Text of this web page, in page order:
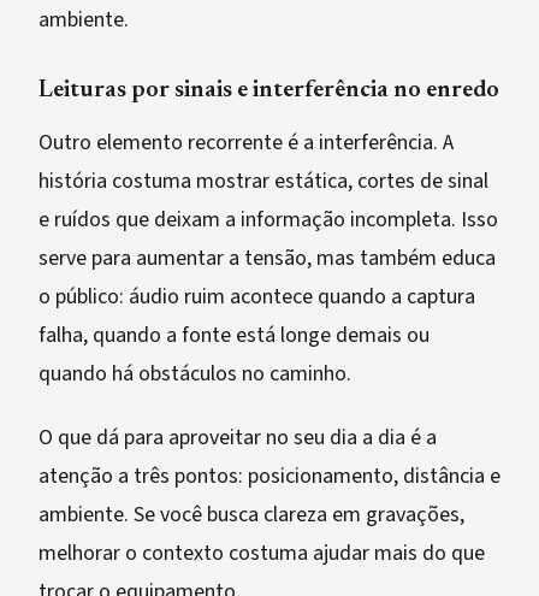
ambiente.
Leituras por sinais e interferência no enredo
Outro elemento recorrente é a interferência. A
história costuma mostrar estática, cortes de sinal
e ruídos que deixam a informação incompleta. Isso
serve para aumentar a tensão, mas também educa
o público: áudio ruim acontece quando a captura
falha, quando a fonte está longe demais ou
quando há obstáculos no caminho.
O que dá para aproveitar no seu dia a dia é a
atenção a três pontos: posicionamento, distância e
ambiente. Se você busca clareza em gravações,
melhorar o contexto costuma ajudar mais do que